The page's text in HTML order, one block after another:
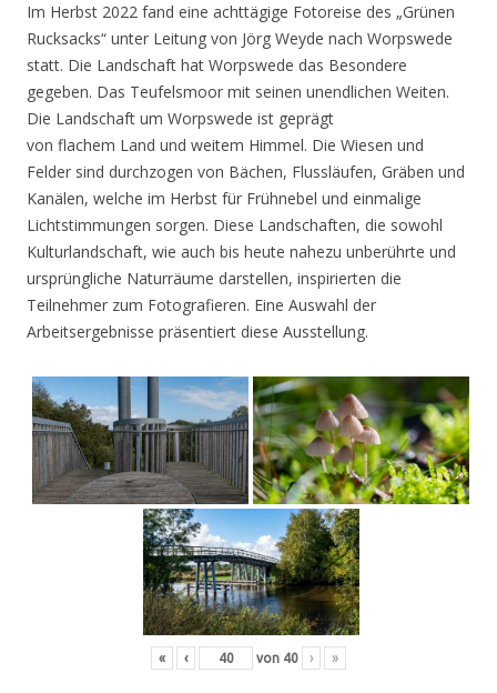
Im Herbst 2022 fand eine achttägige Fotoreise des „Grünen
Rucksacks“ unter Leitung von Jörg Weyde nach Worpswede
statt. Die Landschaft hat Worpswede das Besondere
gegeben. Das Teufelsmoor mit seinen unendlichen Weiten.
Die Landschaft um Worpswede ist geprägt
von flachem Land und weitem Himmel. Die Wiesen und
Felder sind durchzogen von Bächen, Flussläufen, Gräben und
Kanälen, welche im Herbst für Frühnebel und einmalige
Lichtstimmungen sorgen. Diese Landschaften, die sowohl
Kulturlandschaft, wie auch bis heute nahezu unberührte und
ursprüngliche Naturräume darstellen, inspirierten die
Teilnehmer zum Fotografieren. Eine Auswahl der
Arbeitsergebnisse präsentiert diese Ausstellung.
« ‹ von 40 › »